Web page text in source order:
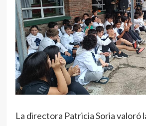
La directora Patricia Soria valoró